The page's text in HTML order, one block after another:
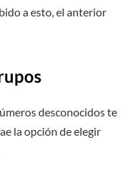
a esto, el anterior
desconocidos te
la opción de elegir